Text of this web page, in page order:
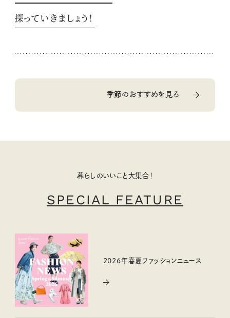
探っていきましょう！
季節のおすすめを見る
暮らしのいいこと大集合！
SPECIAL FEATURE
2026年春夏ファッションニュース